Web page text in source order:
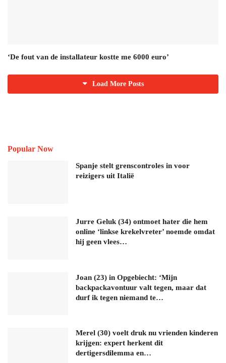
‘De fout van de installateur kostte me 6000 euro’
Load More Posts
Popular Now
Spanje stelt grenscontroles in voor
reizigers uit Italië
Jurre Geluk (34) ontmoet hater die hem
online ‘linkse krekelvreter’ noemde omdat
hij geen vlees…
Joan (23) in Opgebiecht: ‘Mijn
backpackavontuur valt tegen, maar dat
durf ik tegen niemand te…
Merel (30) voelt druk nu vrienden kinderen
krijgen: expert herkent dit
dertigersdilemma en…